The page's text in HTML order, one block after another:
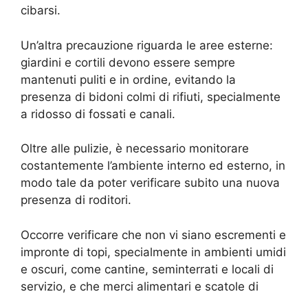
cibarsi.
Un’altra precauzione riguarda le aree esterne:
giardini e cortili devono essere sempre
mantenuti puliti e in ordine, evitando la
presenza di bidoni colmi di rifiuti, specialmente
a ridosso di fossati e canali.
Oltre alle pulizie, è necessario monitorare
costantemente l’ambiente interno ed esterno, in
modo tale da poter verificare subito una nuova
presenza di roditori.
Occorre verificare che non vi siano escrementi e
impronte di topi, specialmente in ambienti umidi
e oscuri, come cantine, seminterrati e locali di
servizio, e che merci alimentari e scatole di